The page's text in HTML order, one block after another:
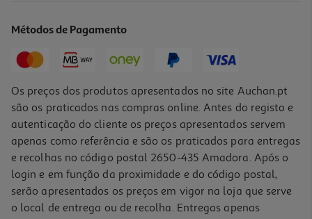
Métodos de Pagamento
Os preços dos produtos apresentados no site Auchan.pt
são os praticados nas compras online. Antes do registo e
autenticação do cliente os preços apresentados servem
apenas como referência e são os praticados para entregas
e recolhas no código postal 2650-435 Amadora. Após o
login e em função da proximidade e do código postal,
serão apresentados os preços em vigor na loja que serve
o local de entrega ou de recolha. Entregas apenas